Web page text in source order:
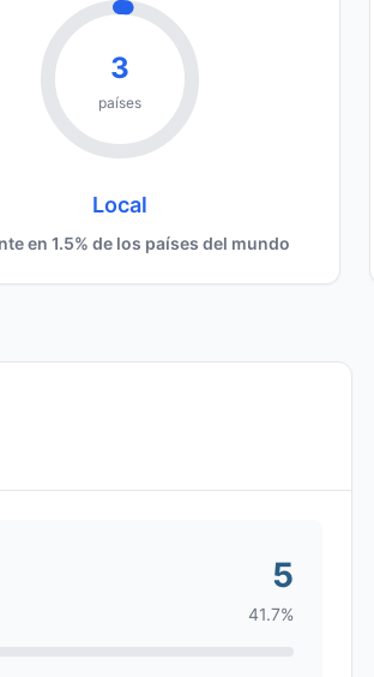
3
países
Local
en 1.5% de los países del mundo
5
41.7%